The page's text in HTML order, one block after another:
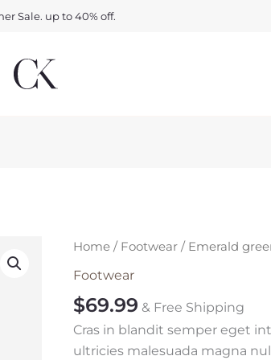
Sale. up to 40% off.
Home / Footwear / Emerald
Footwear
$69.99 & Free Shipping
Cras in blandit semper eget
ultricies malesuada magna
Emerald
green
quantity